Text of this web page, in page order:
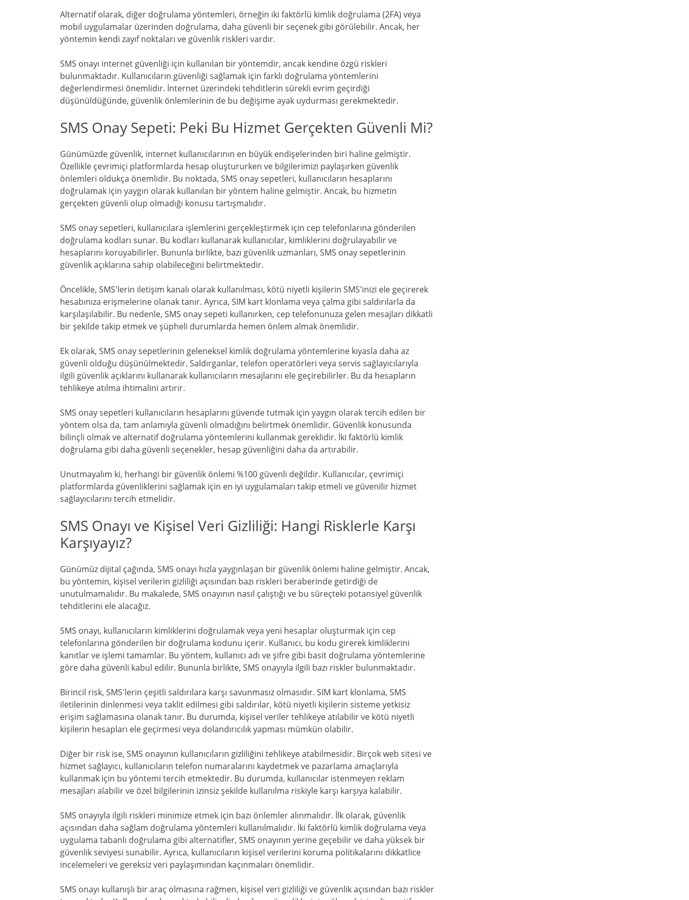
Alternatif olarak, diğer doğrulama yöntemleri, örneğin iki faktörlü kimlik doğrulama (2FA) veya
mobil uygulamalar üzerinden doğrulama, daha güvenli bir seçenek gibi görülebilir. Ancak, her
yöntemin kendi zayıf noktaları ve güvenlik riskleri vardır.
SMS onayı internet güvenliği için kullanılan bir yöntemdir, ancak kendine özgü riskleri
bulunmaktadır. Kullanıcıların güvenliği sağlamak için farklı doğrulama yöntemlerini
değerlendirmesi önemlidir. İnternet üzerindeki tehditlerin sürekli evrim geçirdiği
düşünüldüğünde, güvenlik önlemlerinin de bu değişime ayak uydurması gerekmektedir.
SMS Onay Sepeti: Peki Bu Hizmet Gerçekten Güvenli Mi?
Günümüzde güvenlik, internet kullanıcılarının en büyük endişelerinden biri haline gelmiştir.
Özellikle çevrimiçi platformlarda hesap oluştururken ve bilgilerimizi paylaşırken güvenlik
önlemleri oldukça önemlidir. Bu noktada, SMS onay sepetleri, kullanıcıların hesaplarını
doğrulamak için yaygın olarak kullanılan bir yöntem haline gelmiştir. Ancak, bu hizmetin
gerçekten güvenli olup olmadığı konusu tartışmalıdır.
SMS onay sepetleri, kullanıcılara işlemlerini gerçekleştirmek için cep telefonlarına gönderilen
doğrulama kodları sunar. Bu kodları kullanarak kullanıcılar, kimliklerini doğrulayabilir ve
hesaplarını koruyabilirler. Bununla birlikte, bazı güvenlik uzmanları, SMS onay sepetlerinin
güvenlik açıklarına sahip olabileceğini belirtmektedir.
Öncelikle, SMS'lerin iletişim kanalı olarak kullanılması, kötü niyetli kişilerin SMS'inizi ele geçirerek
hesabınıza erişmelerine olanak tanır. Ayrıca, SIM kart klonlama veya çalma gibi saldırılarla da
karşılaşılabilir. Bu nedenle, SMS onay sepeti kullanırken, cep telefonunuza gelen mesajları dikkatli
bir şekilde takip etmek ve şüpheli durumlarda hemen önlem almak önemlidir.
Ek olarak, SMS onay sepetlerinin geleneksel kimlik doğrulama yöntemlerine kıyasla daha az
güvenli olduğu düşünülmektedir. Saldırganlar, telefon operatörleri veya servis sağlayıcılarıyla
ilgili güvenlik açıklarını kullanarak kullanıcıların mesajlarını ele geçirebilirler. Bu da hesapların
tehlikeye atılma ihtimalini artırır.
SMS onay sepetleri kullanıcıların hesaplarını güvende tutmak için yaygın olarak tercih edilen bir
yöntem olsa da, tam anlamıyla güvenli olmadığını belirtmek önemlidir. Güvenlik konusunda
bilinçli olmak ve alternatif doğrulama yöntemlerini kullanmak gereklidir. İki faktörlü kimlik
doğrulama gibi daha güvenli seçenekler, hesap güvenliğini daha da artırabilir.
Unutmayalım ki, herhangi bir güvenlik önlemi %100 güvenli değildir. Kullanıcılar, çevrimiçi
platformlarda güvenliklerini sağlamak için en iyi uygulamaları takip etmeli ve güvenilir hizmet
sağlayıcılarını tercih etmelidir.
SMS Onayı ve Kişisel Veri Gizliliği: Hangi Risklerle Karşı
Karşıyayız?
Günümüz dijital çağında, SMS onayı hızla yaygınlaşan bir güvenlik önlemi haline gelmiştir. Ancak,
bu yöntemin, kişisel verilerin gizliliği açısından bazı riskleri beraberinde getirdiği de
unutulmamalıdır. Bu makalede, SMS onayının nasıl çalıştığı ve bu süreçteki potansiyel güvenlik
tehditlerini ele alacağız.
SMS onayı, kullanıcıların kimliklerini doğrulamak veya yeni hesaplar oluşturmak için cep
telefonlarına gönderilen bir doğrulama kodunu içerir. Kullanıcı, bu kodu girerek kimliklerini
kanıtlar ve işlemi tamamlar. Bu yöntem, kullanıcı adı ve şifre gibi basit doğrulama yöntemlerine
göre daha güvenli kabul edilir. Bununla birlikte, SMS onayıyla ilgili bazı riskler bulunmaktadır.
Birincil risk, SMS'lerin çeşitli saldırılara karşı savunmasız olmasıdır. SIM kart klonlama, SMS
iletilerinin dinlenmesi veya taklit edilmesi gibi saldırılar, kötü niyetli kişilerin sisteme yetkisiz
erişim sağlamasına olanak tanır. Bu durumda, kişisel veriler tehlikeye atılabilir ve kötü niyetli
kişilerin hesapları ele geçirmesi veya dolandırıcılık yapması mümkün olabilir.
Diğer bir risk ise, SMS onayının kullanıcıların gizliliğini tehlikeye atabilmesidir. Birçok web sitesi ve
hizmet sağlayıcı, kullanıcıların telefon numaralarını kaydetmek ve pazarlama amaçlarıyla
kullanmak için bu yöntemi tercih etmektedir. Bu durumda, kullanıcılar istenmeyen reklam
mesajları alabilir ve özel bilgilerinin izinsiz şekilde kullanılma riskiyle karşı karşıya kalabilir.
SMS onayıyla ilgili riskleri minimize etmek için bazı önlemler alınmalıdır. İlk olarak, güvenlik
açısından daha sağlam doğrulama yöntemleri kullanılmalıdır. İki faktörlü kimlik doğrulama veya
uygulama tabanlı doğrulama gibi alternatifler, SMS onayının yerine geçebilir ve daha yüksek bir
güvenlik seviyesi sunabilir. Ayrıca, kullanıcıların kişisel verilerini koruma politikalarını dikkatlice
incelemeleri ve gereksiz veri paylaşımından kaçınmaları önemlidir.
SMS onayı kullanışlı bir araç olmasına rağmen, kişisel veri gizliliği ve güvenlik açısından bazı riskler